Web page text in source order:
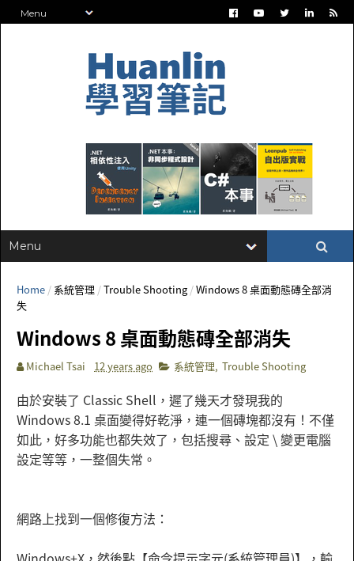
Home / 系統管理 /Trouble Shooting /Windows 8 桌面動態磚全部消
失
Windows 8 桌面動態磚全部消失
Michael Tsai 12 years ago 系統管理, Trouble Shooting
由於安裝了 Classic Shell，遲了幾天才發現我的
Windows 8.1 桌面變得好乾淨，連一個磚塊都沒有！不僅
如此，好多功能也都失效了，包括搜尋、設定 \ 變更電腦
設定等等，一整個失常。
網路上找到一個修復方法：